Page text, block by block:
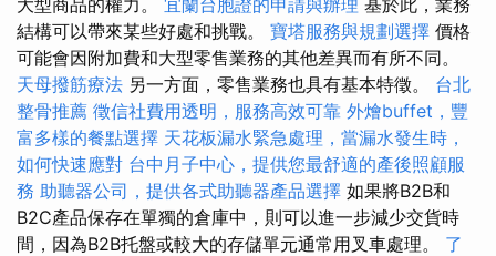
大型商品的權力。 宜蘭台胞證的申請與辦理 基於此，業務
結構可以帶來某些好處和挑戰。 寶塔服務與規劃選擇 價格
可能會因附加費和大型零售業務的其他差異而有所不同。
天母撥筋療法 另一方面，零售業務也具有基本特徵。 台北
整骨推薦 徵信社費用透明，服務高效可靠 外燴buffet，豐
富多樣的餐點選擇 天花板漏水緊急處理，當漏水發生時，
如何快速應對 台中月子中心，提供您最舒適的產後照顧服
務 助聽器公司，提供各式助聽器產品選擇 如果將B2B和
B2C產品保存在單獨的倉庫中，則可以進一步減少交貨時
間，因為B2B托盤或較大的存儲單元通常用叉車處理。 了